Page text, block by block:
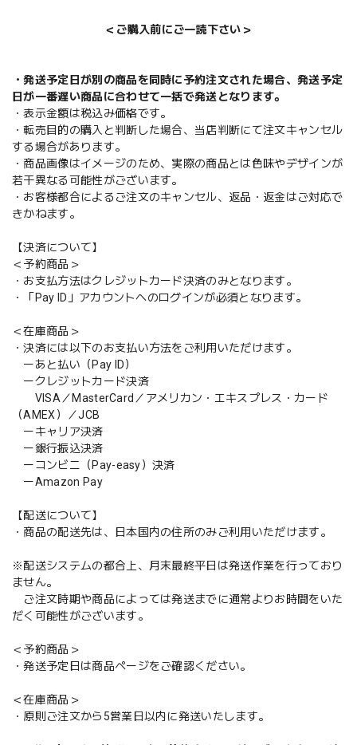
＜ご購入前にご一読下さい＞
・発送予定日が別の商品を同時に予約注文された場合、発送予定
日が一番遅い商品に合わせて一括で発送となります。
・表示金額は税込み価格です。
・転売目的の購入と判断した場合、当店判断にて注文キャンセル
する場合があります。
・商品画像はイメージのため、実際の商品とは色味やデザインが
若干異なる可能性がございます。
・お客様都合によるご注文のキャンセル、返品・返金はご対応で
きかねます。
【決済について】
＜予約商品＞
・お支払方法はクレジットカード決済のみとなります。
・「Pay ID」アカウントへのログインが必須となります。
＜在庫商品＞
・決済には以下のお支払い方法をご利用いただけます。
ーあと払い（Pay ID）
ークレジットカード決済
VISA／MasterCard／アメリカン・エキスプレス・カード
（AMEX）／JCB
ーキャリア決済
ー銀行振込決済
ーコンビニ（Pay-easy）決済
ーAmazon Pay
【配送について】
・商品の配送先は、日本国内の住所のみご利用いただけます。
※配送システムの都合上、月末最終平日は発送作業を行っており
ません。
ご注文時期や商品によっては発送までに通常よりお時間をいた
だく可能性がございます。
＜予約商品＞
・発送予定日は商品ページをご確認ください。
＜在庫商品＞
・原則ご注文から5営業日以内に発送いたします。